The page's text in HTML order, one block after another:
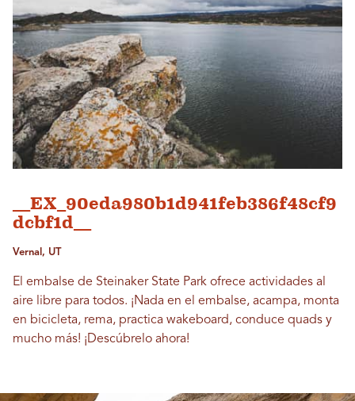
__EX_90eda980b1d941feb386f48cf9
dcbf1d__
Vernal, UT
El embalse de Steinaker State Park ofrece actividades al
aire libre para todos. ¡Nada en el embalse, acampa, monta
en bicicleta, rema, practica wakeboard, conduce quads y
mucho más! ¡Descúbrelo ahora!